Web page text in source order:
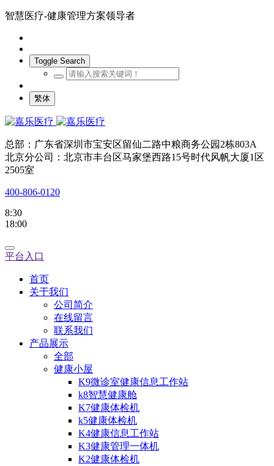
智慧医疗-健康管理方案领导者
Toggle Search
繁体
总部：广东省深圳市宝安区留仙二路中粮商务公园2栋803A
北京分公司：北京市丰台区马家堡西路15号时代风帆大厦1区
2505室
400-806-0120
8:30
18:00
平台入口
首页
关于我们
公司简介
在线留言
联系我们
产品展示
全部
健康小屋
K9微诊室健康信息工作站
k8智慧健康舱
K7健康体检机
k5健康体检机
K4健康信息工作站
K3健康管理一体机
K2健康体检机